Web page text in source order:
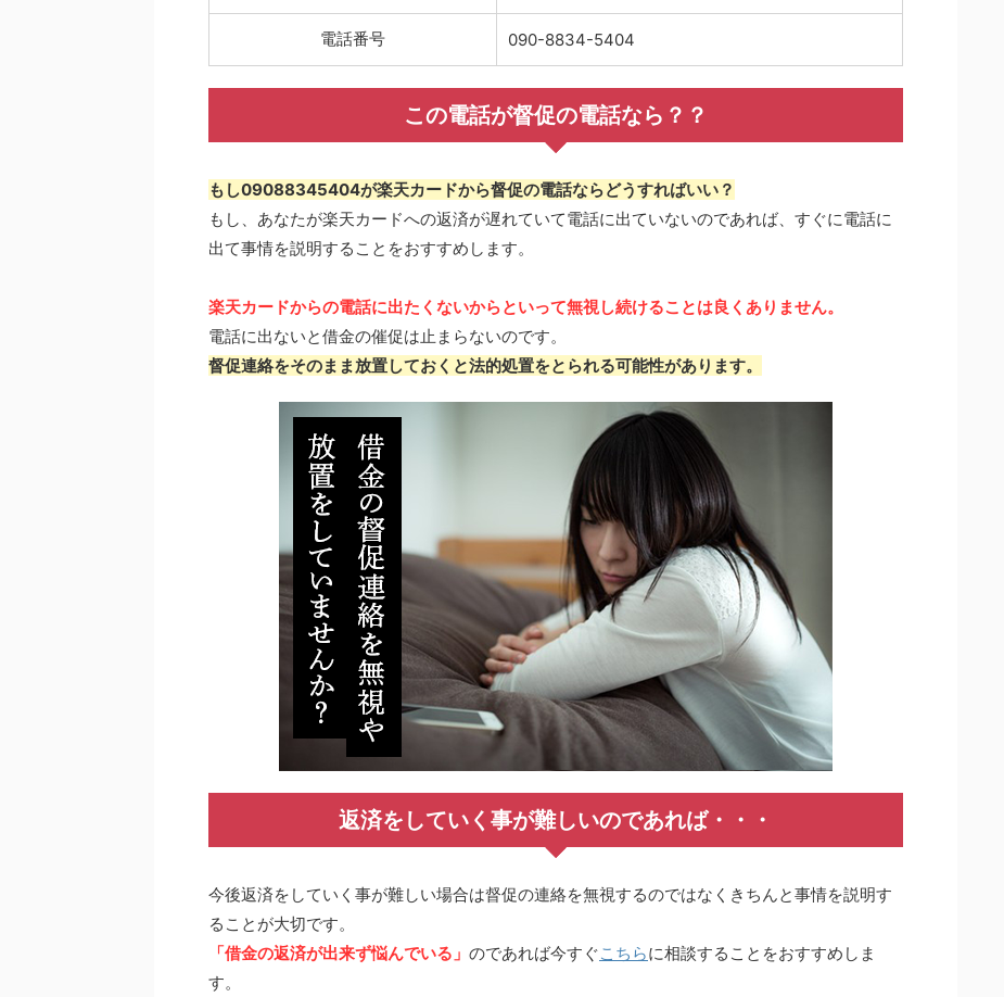
電話番号 090-8834-5404
この電話が督促の電話なら？？
もし09088345404が楽天カードから督促の電話ならどうすればいい？
もし、あなたが楽天カードへの返済が遅れていて電話に出ていないのであれば、すぐに電話に
出て事情を説明することをおすすめします。
楽天カードからの電話に出たくないからといって無視し続けることは良くありません。
電話に出ないと借金の催促は止まらないのです。
督促連絡をそのまま放置しておくと法的処置をとられる可能性があります。
返済をしていく事が難しいのであれば・・・
今後返済をしていく事が難しい場合は督促の連絡を無視するのではなくきちんと事情を説明す
ることが大切です。
「借金の返済が出来ず悩んでいる」 のであれば今すぐこちらに相談することをおすすめしま
す。